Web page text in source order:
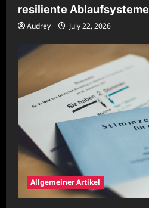
resiliente Ablaufsysteme
Audrey July 22, 2026
Allgemeiner Artikel